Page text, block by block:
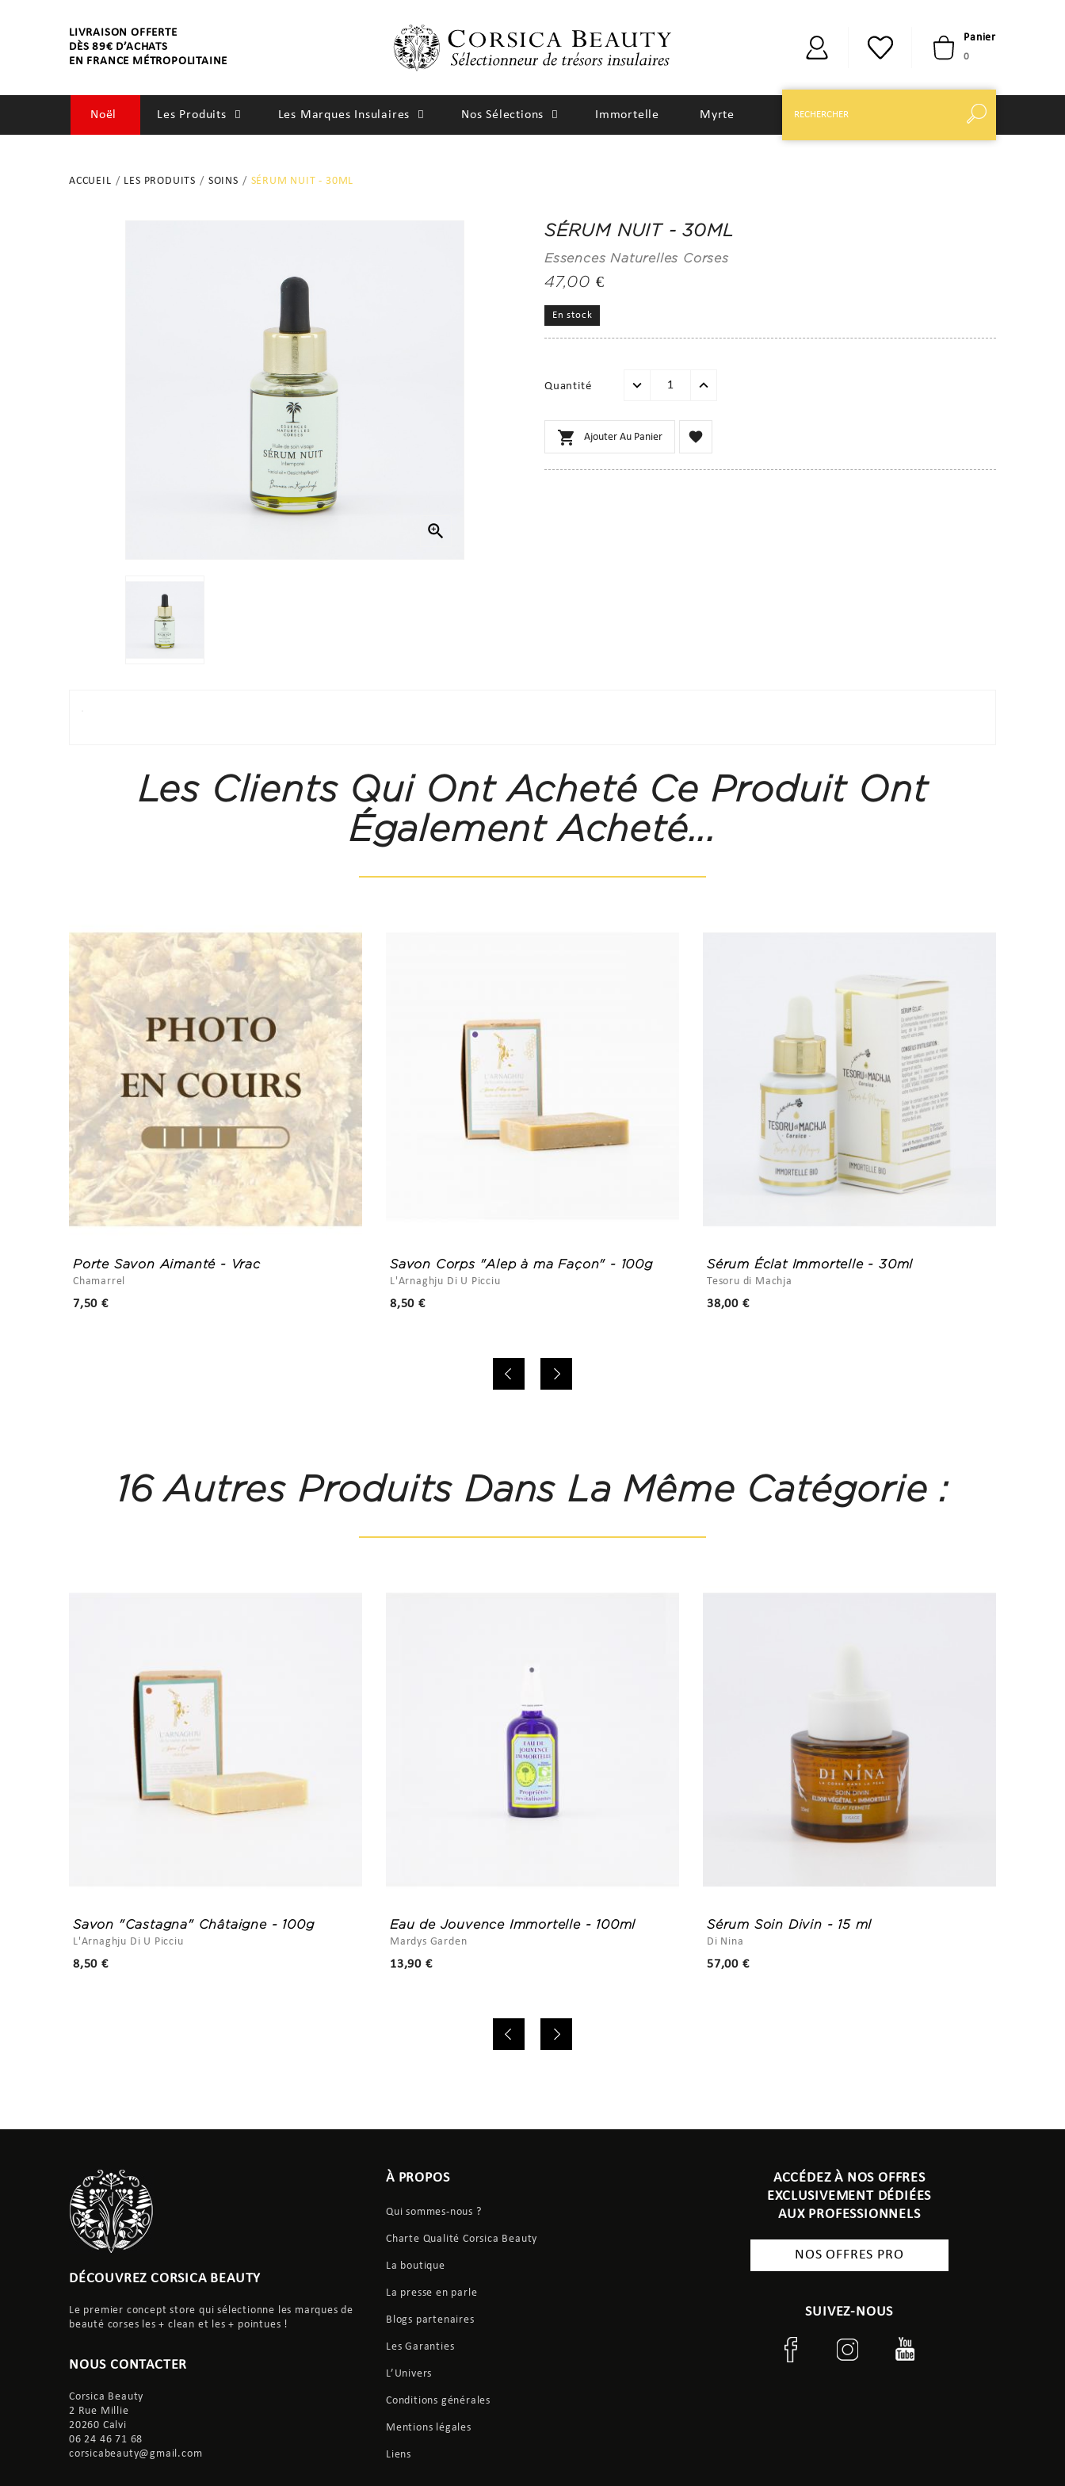
LIVRAISON OFFERTE
DÈS 89€ D’ACHATS
EN FRANCE MÉTROPOLITAINE
Panier
0
Noël Les Produits Les Marques Insulaires Nos Sélections Immortelle Myrte
ACCUEIL LES PRODUITS SOINS SÉRUM NUIT - 30ML

SÉRUM NUIT - 30ML
Essences Naturelles Corses
47,00 €
En stock
Quantité
 Ajouter Au Panier 
Les Clients Qui Ont Acheté Ce Produit Ont
Également Acheté...
Porte Savon Aimanté - Vrac
Chamarrel
7,50 €
Savon Corps "Alep à ma Façon" - 100g
L'Arnaghju Di U Picciu
8,50 €
Sérum Éclat Immortelle - 30ml
Tesoru di Machja
38,00 €
16 Autres Produits Dans La Même Catégorie :
Savon "Castagna" Châtaigne - 100g
L'Arnaghju Di U Picciu
8,50 €
Eau de Jouvence Immortelle - 100ml
Mardys Garden
13,90 €
Sérum Soin Divin - 15 ml
Di Nina
57,00 €
DÉCOUVREZ CORSICA BEAUTY
Le premier concept store qui sélectionne les marques de
beauté corses les + clean et les + pointues !
NOUS CONTACTER
Corsica Beauty
2 Rue Millie
20260 Calvi
06 24 46 71 68
corsicabeauty@gmail.com
À PROPOS
Qui sommes-nous ?
Charte Qualité Corsica Beauty
La boutique
La presse en parle
Blogs partenaires
Les Garanties
L’Univers
Conditions générales
Mentions légales
Liens
ACCÉDEZ À NOS OFFRES
EXCLUSIVEMENT DÉDIÉES
AUX PROFESSIONNELS
NOS OFFRES PRO
SUIVEZ-NOUS